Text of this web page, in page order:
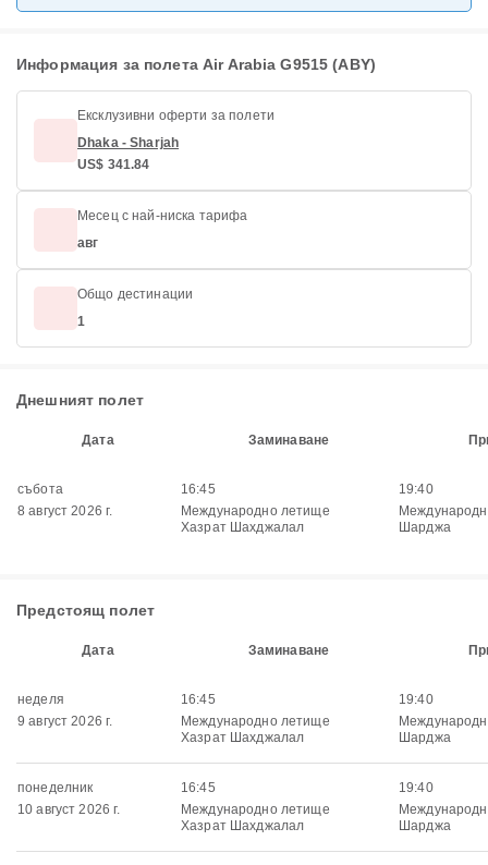
Информация за полета Air Arabia G9515 (ABY)
Ексклузивни оферти за полети
Dhaka - Sharjah
US$ 341.84
Месец с най-ниска тарифа
авг
Общо дестинации
1
Днешният полет
Дата Заминаване
събота
8 август 2026 г.
16:45
Международно летище
Хазрат Шахджалал
19:40
Шарджа
Предстоящ полет
Дата Заминаване
неделя
9 август 2026 г.
16:45
Международно летище
Хазрат Шахджалал
19:40
Шарджа
понеделник
10 август 2026 г.
16:45
Международно летище
Хазрат Шахджалал
19:40
Шарджа